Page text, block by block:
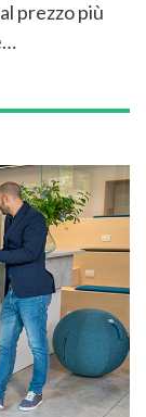
prezzo più